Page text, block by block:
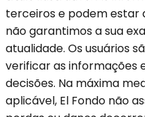
terceiros e podem estar
não garantimos a sua
atualidade. Os usuários
verificar as informações
decisões. Na máxima
aplicável, El Fondo não